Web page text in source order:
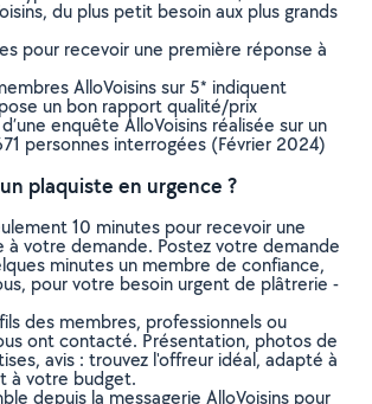
du plus petit besoin aux plus grands
pour recevoir une première réponse à
AlloVoisins sur 5* indiquent
un bon rapport qualité/prix
enquête AlloVoisins réalisée sur un
personnes interrogées (Février 2024)
plaquiste en urgence ?
10 minutes pour recevoir une
à votre demande. Postez votre demande
minutes un membre de confiance,
pour votre besoin urgent de plâtrerie -
des membres, professionnels ou
ont contacté. Présentation, photos de
avis : trouvez l'offreur idéal, adapté à
à votre budget.
depuis la messagerie AlloVoisins pour